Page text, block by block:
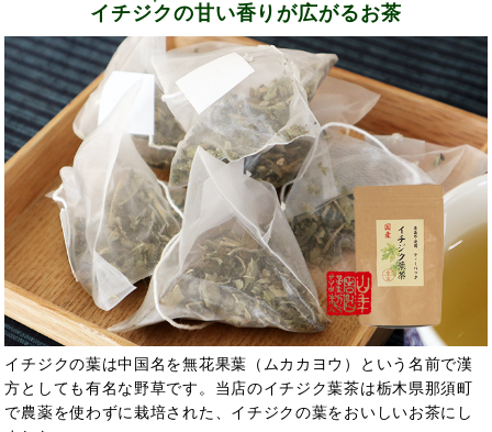
イチジクの甘い香りが広がるお茶
イチジクの葉は中国名を無花果葉（ムカカヨウ）という名前で漢
方としても有名な野草です。当店のイチジク葉茶は栃木県那須町
で農薬を使わずに栽培された、イチジクの葉をおいしいお茶にし